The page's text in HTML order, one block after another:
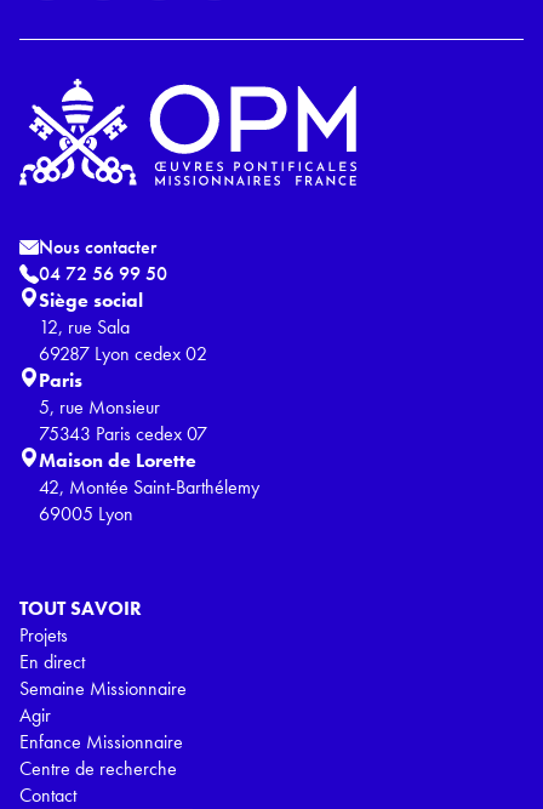
TOUT SAVOIR
Projets
En direct
Semaine Missionnaire
Agir
Enfance Missionnaire
Centre de recherche
Contact
Nous contacter
04 72 56 99 50
Siège social
12, rue Sala
69287 Lyon cedex 02
Paris
5, rue Monsieur
75343 Paris cedex 07
Maison de Lorette
42, Montée Saint-Barthélemy
69005 Lyon